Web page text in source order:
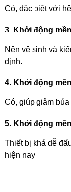
Có, đặc biệt với
3. Khởi động
Nên vệ sinh và
định.
4. Khởi động
Có, giúp giảm
5. Khởi động
Thiết bị khá dễ
hiện nay